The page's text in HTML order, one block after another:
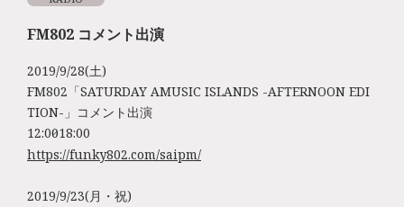
FM802 コメント出演
2019/9/28(土)
FM802「SATURDAY AMUSIC ISLANDS -AFTERNOON EDI
TION-」コメント出演
12:00～18:00
https://funky802.com/saipm/
2019/9/23(月・祝)